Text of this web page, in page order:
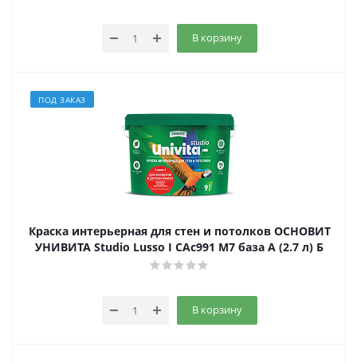
В корзину
ПОД ЗАКАЗ
Краска интерьерная для стен и потолков ОСНОВИТ
УНИВИТА Studio Lusso I CAc991 M7 база А (2.7 л) Б
В корзину